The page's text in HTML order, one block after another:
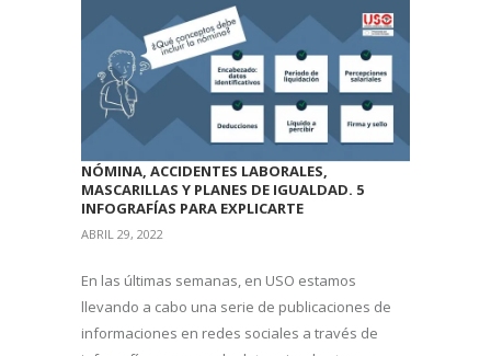
NÓMINA, ACCIDENTES LABORALES,
MASCARILLAS Y PLANES DE IGUALDAD. 5
INFOGRAFÍAS PARA EXPLICARTE
ABRIL 29, 2022
En las últimas semanas, en USO estamos
llevando a cabo una serie de publicaciones de
informaciones en redes sociales a través de